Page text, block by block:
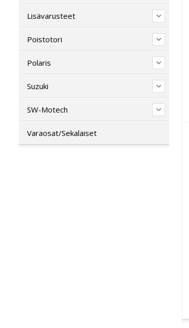
Lisävarusteet
Poistotori
Polaris
Suzuki
SW-Motech
Varaosat/Sekalaiset